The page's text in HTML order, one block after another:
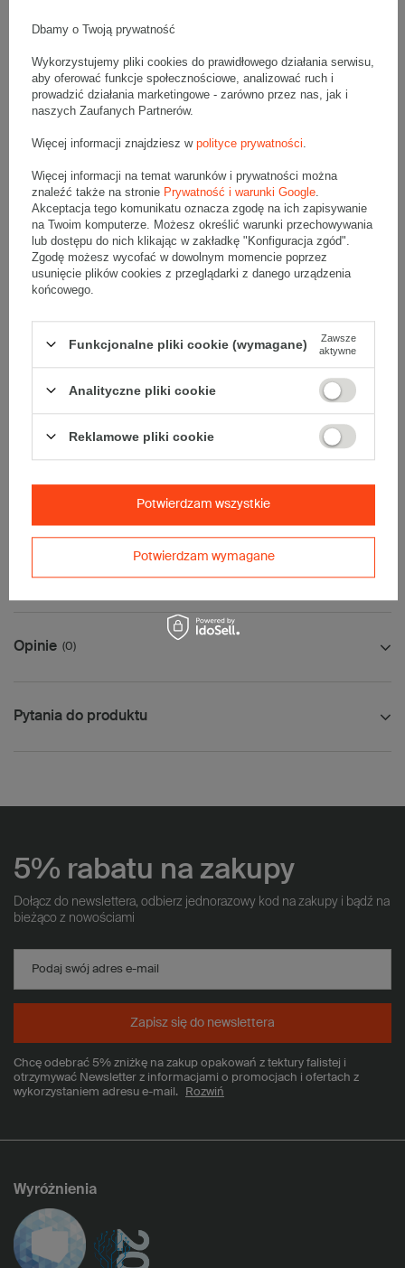
Opakowanie wykonane jest z tektury falistej 3-warstwowej, fala E
370 g/m2
Wymiary:
• zewnętrzne:93x93x110 mm
• wewnętrzne:89x89x108 mm
Materiał :
• fala:E
• gramatura:
370 g/m2
• kolor:Biały
Dodatkowe:
• waga jednostkowa (+/-5%):29 g
• typ fefco:F0703
Karton nadaje się do pakowania wysyłek kurierskich:
• Poczta Polska List L
• Poczta Polska Paczka A
Maksymalna ilość w jednej przesyłce -35 x komplet
Jak mierzyć opakowanie
Opinie (0)
Pytania do produktu
5% rabatu na zakupy
Dołącz do newslettera, odbierz jednorazowy kod na zakupy i bądź na
bieżąco z nowościami
Podaj swój adres e-mail
Chcę odebrać 5% zniżkę na zakup opakowań z tektury falistej i
otrzymywać Newsletter z informacjami o promocjach i ofertach z
wykorzystaniem adresu e-mail.
Rozwiń
Zapisz się do newslettera
Wyróżnienia
Dbamy o Twoją prywatność
Wykorzystujemy pliki cookies do prawidłowego działania serwisu,
aby oferować funkcje społecznościowe, analizować ruch i
prowadzić działania marketingowe - zarówno przez nas, jak i
naszych Zaufanych Partnerów.
Więcej informacji znajdziesz w polityce prywatności
Więcej informacji na temat warunków i prywatności można
znaleźć także na stronie Prywatność i warunki Google
Akceptacja tego komunikatu oznacza zgodę na ich zapisywanie
na Twoim komputerze. Możesz określić warunki przechowywania
lub dostępu do nich klikając w zakładkę "Konfiguracja zgód".
Zgodę możesz wycofać w dowolnym momencie poprzez
usunięcie plików cookies z przeglądarki z danego urządzenia
końcowego.
Funkcjonalne pliki cookie (wymagane)
Zawsze
aktywne
Analityczne pliki cookie
Reklamowe pliki cookie
Potwierdzam wymagane
Potwierdzam wszystkie